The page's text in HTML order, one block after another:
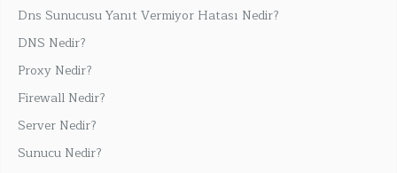
Dns Sunucusu Yanıt Vermiyor Hatası Nedir?
DNS Nedir?
Proxy Nedir?
Firewall Nedir?
Server Nedir?
Sunucu Nedir?